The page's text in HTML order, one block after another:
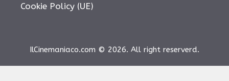
Cookie Policy (UE)
IlCinemaniaco.com © 2026. All right reserverd.